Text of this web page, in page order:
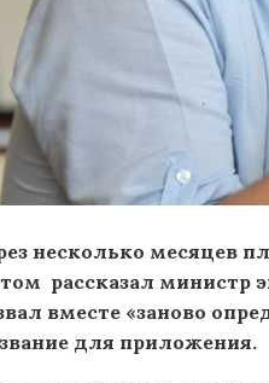
несколько месяцев
рассказал министр
вместе «заново
для приложения.